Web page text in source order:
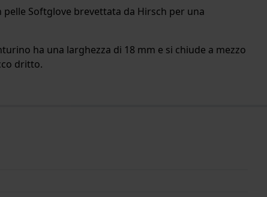
Softglove brevettata da Hirsch per una
ha una larghezza di 18 mm e si chiude a mezzo
dritto.